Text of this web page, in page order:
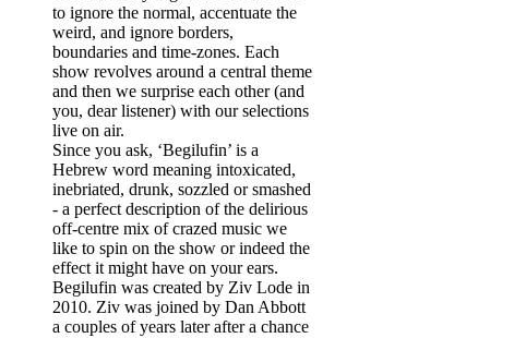
to ignore the normal, accentuate the
weird, and ignore borders,
boundaries and time-zones. Each
show revolves around a central theme
and then we surprise each other (and
you, dear listener) with our selections
live on air.
Since you ask, ‘Begilufin’ is a
Hebrew word meaning intoxicated,
inebriated, drunk, sozzled or smashed
- a perfect description of the delirious
off-centre mix of crazed music we
like to spin on the show or indeed the
effect it might have on your ears.
Begilufin was created by Ziv Lode in
2010. Ziv was joined by Dan Abbott
a couples of years later after a chance